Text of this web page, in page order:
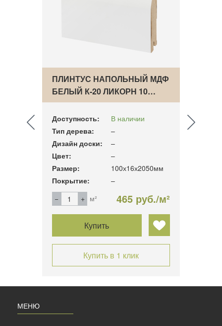
ПЛИНТУС НАПОЛЬНЫЙ МДФ
БЕЛЫЙ К-20 ЛИКОРН 10…
Доступность:
В наличии
Тип дерева:
–
Дизайн доски:
–
Цвет:
–
Размер:
100х16х2050мм
Покрытие:
–
м²
465 руб./м²
Купить
Купить в 1 клик
МЕНЮ